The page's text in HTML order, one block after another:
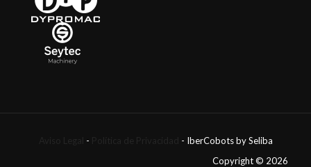
-
- IberCobots by Seliba
Copyright © 2026